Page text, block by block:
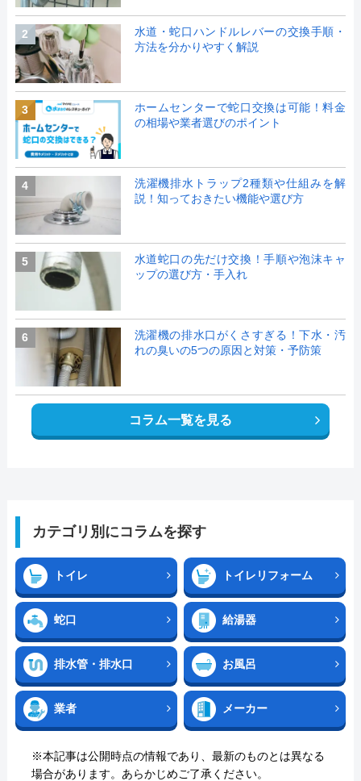
2
水道・蛇口ハンドルレバーの交換手順・
方法を分かりやすく解説
3
ホームセンターで蛇口交換は可能！料金
の相場や業者選びのポイント
4
洗濯機排水トラップ2種類や仕組みを解
説！知っておきたい機能や選び方
5
水道蛇口の先だけ交換！手順や泡沫キャ
ップの選び方・手入れ
6
洗濯機の排水口がくさすぎる！下水・汚
れの臭いの5つの原因と対策・予防策
コラム一覧を見る
カテゴリ別にコラムを探す
トイレ トイレリフォーム
蛇口 給湯器
排水管・排水口 お風呂
業者 メーカー
※本記事は公開時点の情報であり、最新のものとは異なる
場合があります。あらかじめご了承ください。